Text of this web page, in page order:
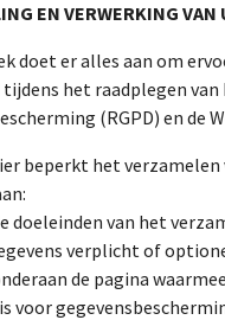
EN VERWERKING VAN
doet er alles aan om
het raadplegen
(RGPD) en de
beperkt het
doeleinden van het
verplicht of
de pagina
voor